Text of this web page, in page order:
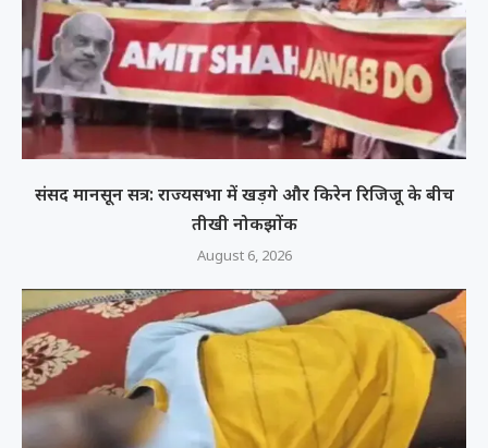
संसद मानसून सत्र: राज्यसभा में खड़गे और किरेन रिजिजू के बीच
तीखी नोकझोंक
August 6, 2026